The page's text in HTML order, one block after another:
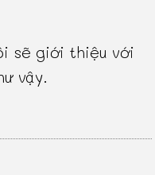
sẽ giới thiệu với
vậy.